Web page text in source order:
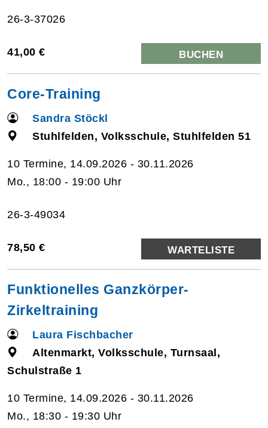
26-3-37026
41,00 € BUCHEN
Core-Training
Sandra Stöckl
Stuhlfelden, Volksschule, Stuhlfelden 51
10 Termine, 14.09.2026 - 30.11.2026
Mo., 18:00 - 19:00 Uhr
26-3-49034
78,50 € WARTELISTE
Funktionelles Ganzkörper-
Zirkeltraining
Laura Fischbacher
Altenmarkt, Volksschule, Turnsaal,
Schulstraße 1
10 Termine, 14.09.2026 - 30.11.2026
Mo., 18:30 - 19:30 Uhr